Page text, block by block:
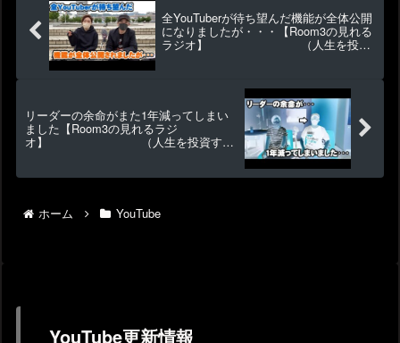
全YouTuberが待ち望んだ機能が全体公開
になりましたが・・・【Room3の見れる
ラジオ】 （人生を投資
リーダーの余命がまた1年減ってしまい
ました【Room3の見れるラジ
オ】 （人生を投資する
ホーム YouTube
YouTube更新情報